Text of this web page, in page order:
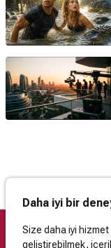
Daha iyi bir
Size daha iyi hizmet
geliştirebilmek,